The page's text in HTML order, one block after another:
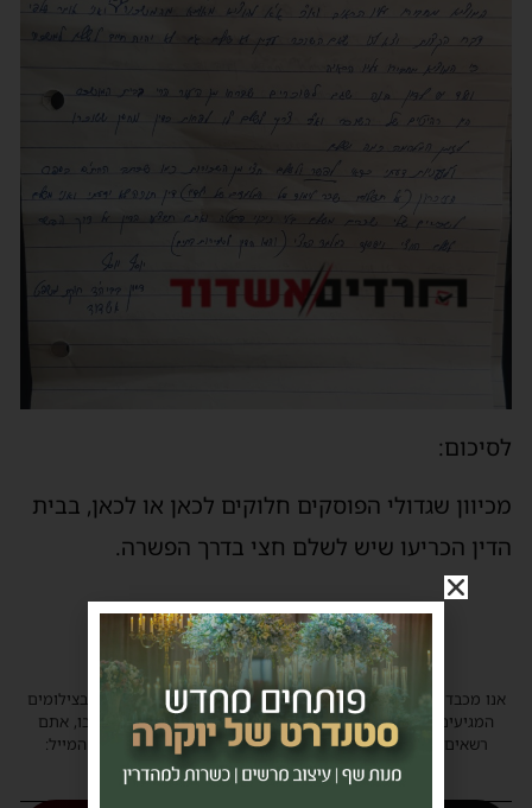
לסיכום:
מכיוון שגדולי הפוסקים חלוקים לכאן או לכאן, בבית
הדין הכריעו שיש לשלם חצי בדרך הפשרה.
אנו מכבדים זכויות יוצרים ועושים מאמץ לאתר את בעלי הזכויות בצילומים
המגיעים לידינו. אם זיהיתים בפרסומינו צילום שיש לכם זכויות בו, אתם
רשאים לפנות אלינו ולבקש לחדול מהשימוש באמצעות כתובת המייל:
haredim.ashdod@gmail.com